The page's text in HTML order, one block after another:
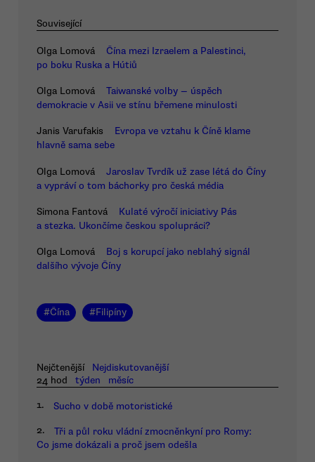
Související
Olga Lomová
Čína mezi Izraelem a Palestinci,
po boku Ruska a Hútiů
Olga Lomová
Taiwanské volby — úspěch
demokracie v Asii ve stínu břemene minulosti
Janis Varufakis
Evropa ve vztahu k Číně klame
hlavně sama sebe
Olga Lomová
Jaroslav Tvrdík už zase létá do Číny
a vypráví o tom báchorky pro česká média
Simona Fantová
Kulaté výročí iniciativy Pás
a stezka. Ukončíme českou spolupráci?
Olga Lomová
Boj s korupcí jako neblahý signál
dalšího vývoje Číny
#Čína #Filipíny
Nejčtenější
Nejdiskutovanější
24 hod
týden měsíc
1. Sucho v době motoristické
2.
Tři a půl roku vládní zmocněnkyní pro Romy:
Co jsme dokázali a proč jsem odešla